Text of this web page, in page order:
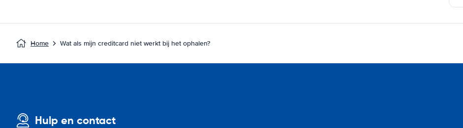
Home Wat als mijn creditcard niet werkt bij het ophalen?
Hulp en contact